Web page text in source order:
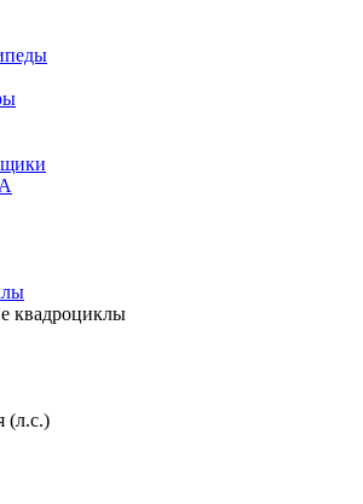
квадроциклы
(л.с.)